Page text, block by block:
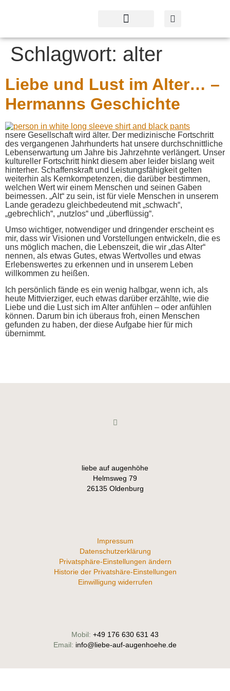
Schlagwort: alter
Liebe und Lust im Alter… –
Hermanns Geschichte
nsere Gesellschaft wird älter. Der medizinische Fortschritt
des vergangenen Jahrhunderts hat unsere durchschnittliche
Lebenserwartung um Jahre bis Jahrzehnte verlängert. Unser
kultureller Fortschritt hinkt diesem aber leider bislang weit
hinterher. Schaffenskraft und Leistungsfähigkeit gelten
weiterhin als Kernkompetenzen, die darüber bestimmen,
welchen Wert wir einem Menschen und seinen Gaben
beimessen. „Alt“ zu sein, ist für viele Menschen in unserem
Lande geradezu gleichbedeutend mit „schwach“,
„gebrechlich“, „nutzlos“ und „überflüssig“.
Umso wichtiger, notwendiger und dringender erscheint es
mir, dass wir Visionen und Vorstellungen entwickeln, die es
uns möglich machen, die Lebenszeit, die wir „das Alter“
nennen, als etwas Gutes, etwas Wertvolles und etwas
Erlebenswertes zu erkennen und in unserem Leben
willkommen zu heißen.
Ich persönlich fände es ein wenig halbgar, wenn ich, als
heute Mittvierziger, euch etwas darüber erzählte, wie die
Liebe und die Lust sich im Alter anfühlen – oder anfühlen
können. Darum bin ich überaus froh, einen Menschen
gefunden zu haben, der diese Aufgabe hier für mich
übernimmt.
Mobil: +49 176 630 631 43
Email: info@liebe-auf-augenhoehe.de
liebe auf augenhöhe
Helmsweg 79
26135 Oldenburg
Impressum
Datenschutzerklärung
Privatsphäre-Einstellungen ändern
Historie der Privatshäre-Einstellungen
Einwilligung widerrufen